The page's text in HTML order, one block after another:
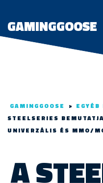
GAMINGGOOSE
GAMINGGOOSE > EGYÉB
STEELSERIES
UNIVERZÁLIS ÉS MMO/
A